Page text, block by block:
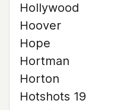
Hollywood
Hoover
Hope
Hortman
Horton
Hotshots 19